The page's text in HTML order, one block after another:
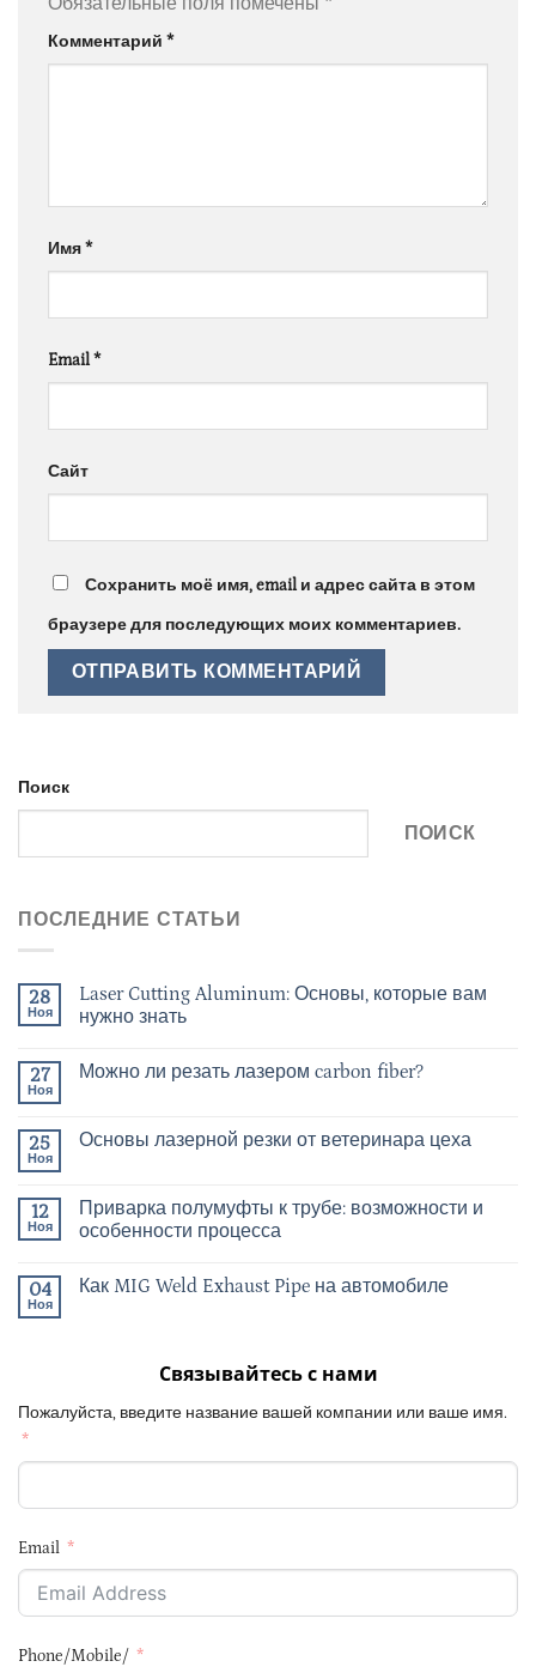
Комментарий *
Имя*
Email*
Сайт
Сохранить моё имя, email и адрес сайта в этом
браузере для последующих моих комментариев.
Поиск
ПОИСК
ПОСЛЕДНИЕ СТАТЬИ
28
Ноя
Laser Cutting Aluminum: Основы, которые вам
нужно знать
27
Ноя
Можно ли резать лазером carbon fiber?
25
Ноя
Основы лазерной резки от ветеринара цеха
12
Ноя
Приварка полумуфты к трубе: возможности и
особенности процесса
04
Ноя
Как MIG Weld Exhaust Pipe на автомобиле
Связывайтесь с нами
Пожалуйста, введите название вашей компании или ваше имя.
Email
Phone/Mobile/